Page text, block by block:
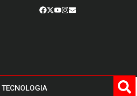
TECNOLOGIA